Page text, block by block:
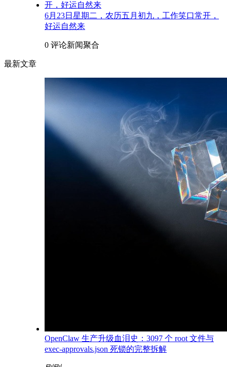
6月23日星期二，农历五月初九，工作笑口常开，
好运自然来
0 评论新闻聚合
最新文章
OpenClaw 生产升级血泪史：3097 个 root 文件与
exec-approvals.json 死锁的完整拆解